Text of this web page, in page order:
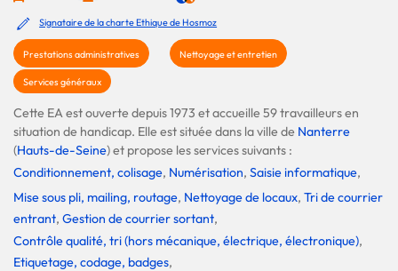
Signataire de la charte Ethique de Hosmoz
Prestations administratives Nettoyage et entretien
Services généraux
Cette EA est ouverte depuis 1973 et accueille 59 travailleurs en
situation de handicap. Elle est située dans la ville de Nanterre
(Hauts-de-Seine) et propose les services suivants :
Conditionnement, colisage, Numérisation, Saisie informatique,
Mise sous pli, mailing, routage, Nettoyage de locaux, Tri de courrier
entrant, Gestion de courrier sortant,
Contrôle qualité, tri (hors mécanique, électrique, électronique),
Etiquetage, codage, badges,